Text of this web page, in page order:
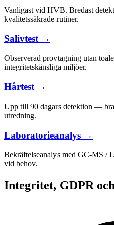
Vanligast vid HVB. Bredast
kvalitetssäkrade rutiner.
Salivtest →
Observerad provtagning utan
integritetskänsliga miljöer.
Hårtest →
Upp till 90 dagars detektion —
utredning.
Laboratorieanalys →
Bekräftelseanalys med GC-MS /
vid behov.
Integritet, GDPR